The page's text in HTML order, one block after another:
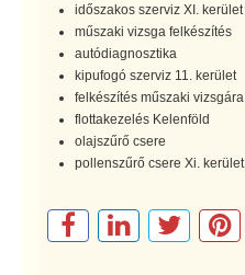
időszakos szerviz XI. kerület
műszaki vizsga felkészítés
autódiagnosztika
kipufogó szerviz 11. kerület
felkészítés műszaki vizsgára
flottakezelés Kelenföld
olajszűrő csere
pollenszűrő csere Xi. kerület